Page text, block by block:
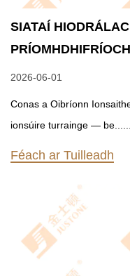
SIATAÍ
2026-06-01
Conas a Oibríonn
ionsúire turrainge — be......
Féach ar Tuilleadh